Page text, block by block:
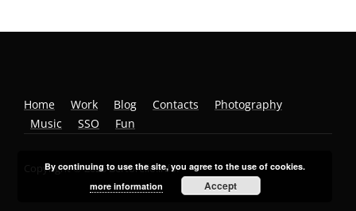
Home Work Blog Contacts
Photography
Music
SSO Fun
Copyright © 2026 Bertorello.info.
By continuing to use the site, you agree to the use of cookies.
more information
Accept